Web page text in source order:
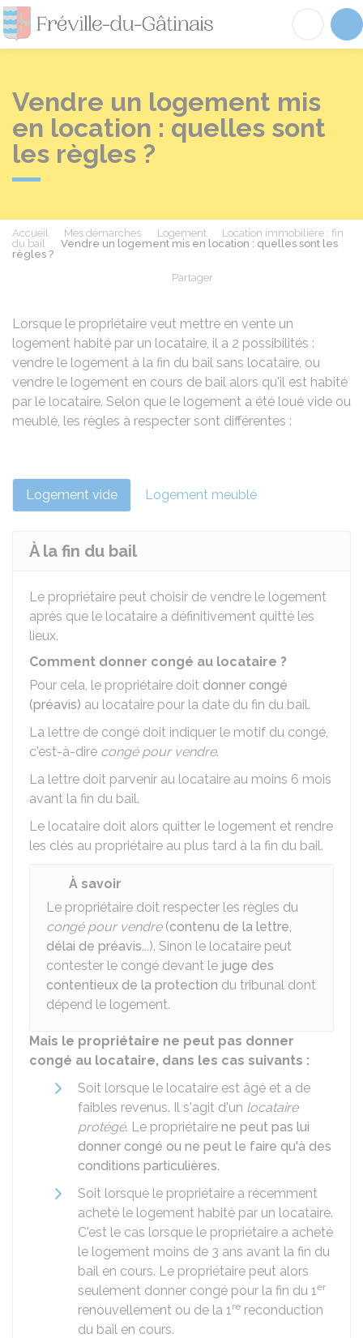
Fréville-du-
Vendre un logement mis
en location : quelles sont
les règles ?
Accueil Mes démarches Logement
Location immobilière : fin
du bail
Vendre un logement mis en location : quelles sont les
règles ?
Partager
Lorsque le propriétaire veut mettre en vente un
logement habité par un locataire, il a 2 possibilités :
vendre le logement à la fin du bail sans locataire, ou
vendre le logement en cours de bail alors qu'il est habité
par le locataire. Selon que le logement a été loué vide ou
meublé, les règles à respecter sont différentes :
Logement vide Logement meublé
À la fin du bail
Le propriétaire peut choisir de vendre le logement
après que le locataire a définitivement quitté les
lieux.
Comment donner congé au locataire ?
Pour cela, le propriétaire doit donner congé
(préavis) au locataire pour la date du fin du bail.
La lettre de congé doit indiquer le motif du congé,
c'est-à-dire congé pour vendre.
La lettre doit parvenir au locataire au moins 6 mois
avant la fin du bail.
Le locataire doit alors quitter le logement et rendre
les clés au propriétaire au plus tard à la fin du bail.
À savoir
Le propriétaire doit respecter les règles du
congé pour vendre(contenu de la lettre,
délai de préavis...). Sinon le locataire peut
contester le congé devant le juge des
contentieux de la protection du tribunal dont
dépend le logement.
Mais le propriétaire ne peut pas donner
congé au locataire, dans les cas suivants :
Soit lorsque le locataire est âgé et a de
faibles revenus. Il s'agit d'un locataire
protégé. Le propriétaire ne peut pas lui
donner congé ou ne peut le faire qu'à des
conditions particulières.
Soit lorsque le propriétaire a récemment
acheté le logement habité par un locataire.
C'est le cas lorsque le propriétaire a acheté
le logement moins de 3 ans avant la fin du
bail en cours. Le propriétaire peut alors
seulement donner congé pour la fin du 1er
renouvellement ou de la 1re reconduction
du bail en cours.